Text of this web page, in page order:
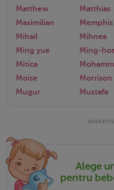
Matthew
Matthias
Maximilian
Memphis
Mihail
Mihnea
Ming yue
Ming-
Mitica
Moise
Morrison
Mugur
Mustafa
Alege
pentru